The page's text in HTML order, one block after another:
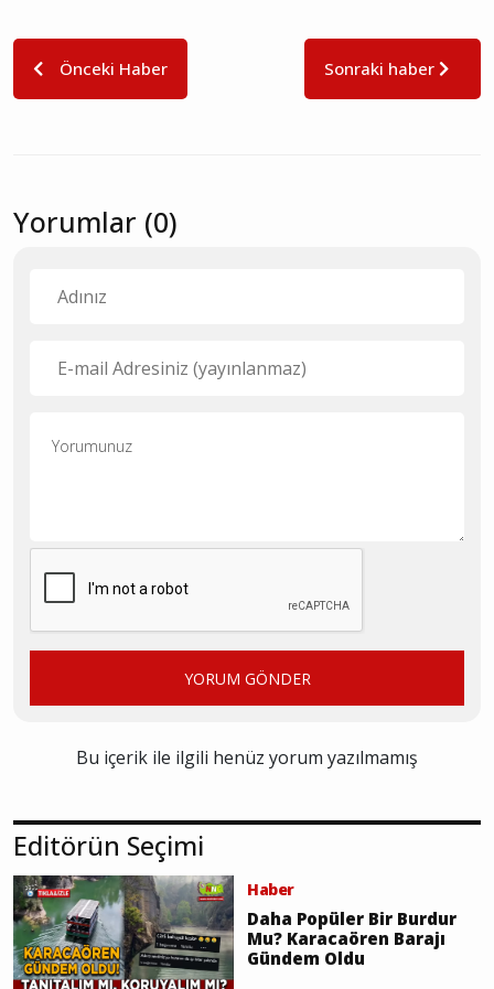
Önceki Haber Sonraki haber
Yorumlar (0)
YORUM GÖNDER
Bu içerik ile ilgili henüz yorum yazılmamış
Editörün Seçimi
Haber
Daha Popüler Bir Burdur
Mu? Karacaören Barajı
Gündem Oldu